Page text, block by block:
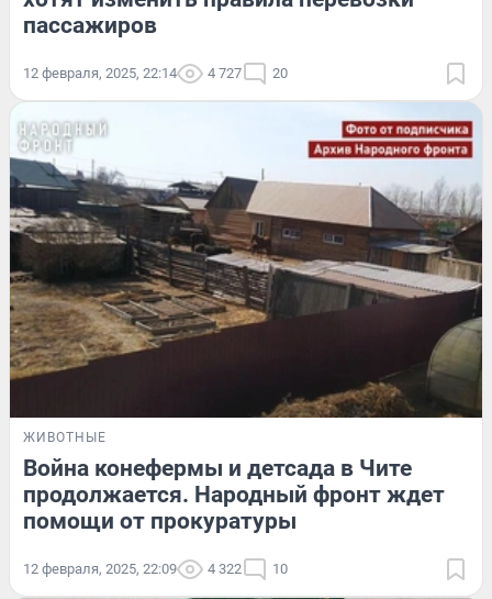
пассажиров
12 февраля, 2025, 22:14 4 727 20
ЖИВОТНЫЕ
Война конефермы и детсада в Чите
продолжается. Народный фронт ждет
помощи от прокуратуры
12 февраля, 2025, 22:09 4 322 10